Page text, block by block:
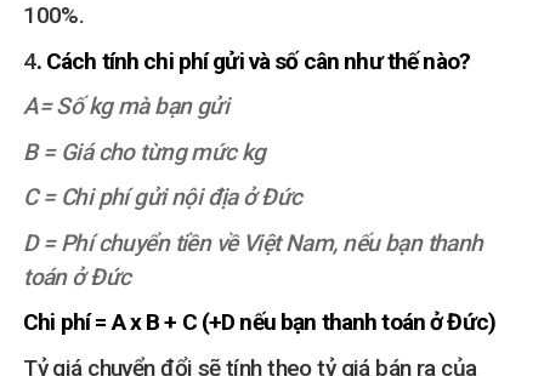
100%.
4. Cách tính chi phí gửi và số cân như thế nào?
A= Số kg mà bạn gửi
B = Giá cho từng mức kg
C = Chi phí gửi nội địa ở Đức
D = Phí chuyển tiền về Việt Nam, nếu bạn thanh
toán ở Đức
Chi phí = A x B + C (+D nếu bạn thanh toán ở Đức)
Tỷ giá chuyển đổi sẽ tính theo tỷ giá bán ra của